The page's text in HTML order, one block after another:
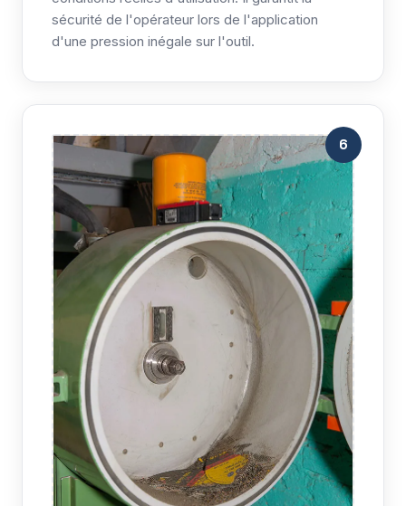
sécurité de l'opérateur lors de l'application
d'une pression inégale sur l'outil.
6